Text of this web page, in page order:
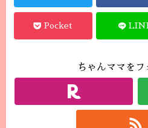
Pocket
ちゃんママをフ